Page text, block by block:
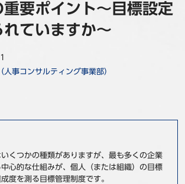
インサイト
コラム
調査レポート
事例
要ポイント～目標設定
ていますか～
人事コンサルティング事業部）
くつかの種類がありますが、最も多くの企業
心的な仕組みが、個人（または組織）の目標
度を測る目標管理制度です。